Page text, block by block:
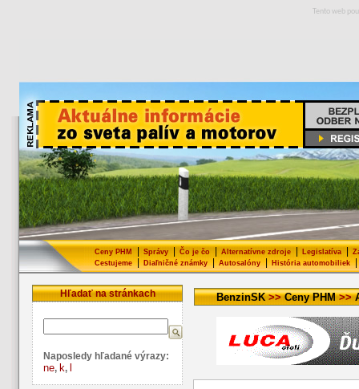
Tento web
Ceny PHM Správy Čo je čo Alternatívne zdroje Legislatíva
Cestujeme| Diaľničné známky| Autosalóny| História automobiliek|
Hľadať na stránkach
Naposledy hľadané výrazy:
ne, k, l
BenzinSK>>Ceny PHM>>